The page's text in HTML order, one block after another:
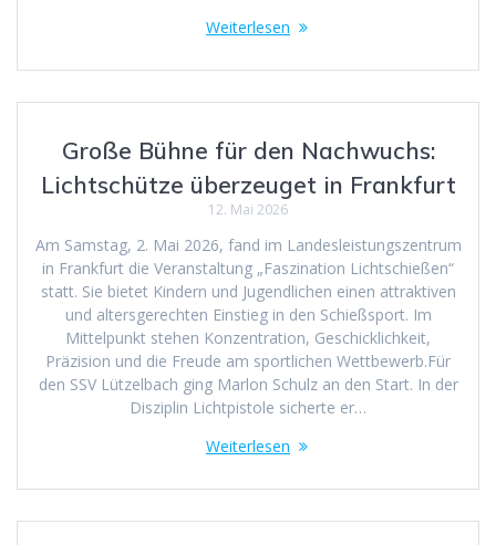
Weiterlesen
Große Bühne für den Nachwuchs:
Lichtschütze überzeuget in Frankfurt
12. Mai 2026
Am Samstag, 2. Mai 2026, fand im Landesleistungszentrum
in Frankfurt die Veranstaltung „Faszination Lichtschießen“
statt. Sie bietet Kindern und Jugendlichen einen attraktiven
und altersgerechten Einstieg in den Schießsport. Im
Mittelpunkt stehen Konzentration, Geschicklichkeit,
Präzision und die Freude am sportlichen Wettbewerb.Für
den SSV Lützelbach ging Marlon Schulz an den Start. In der
Disziplin Lichtpistole sicherte er…
Weiterlesen